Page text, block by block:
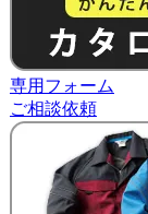
専用フォーム
ご相談依頼